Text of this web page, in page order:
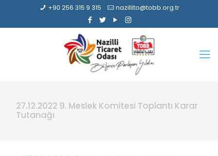
+90 256 315 9 315 nazillito@tobb.org.tr
27.12.2022 9. Meslek Komitesi Toplantı Karar
Tutanağı